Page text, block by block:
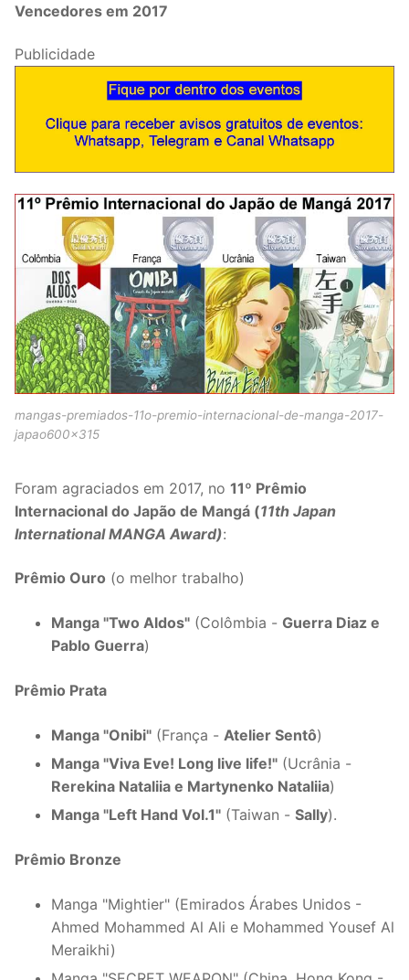
Vencedores em 2017
Publicidade
mangas-premiados-11o-premio-internacional-de-manga-2017-
japao600x315
Foram agraciados em 2017, no 11º Prêmio
Internacional do Japão de Mangá (11th Japan
International MANGA Award):
Prêmio Ouro (o melhor trabalho)
Manga "Two Aldos" (Colômbia - Guerra Diaz e
Pablo Guerra)
Prêmio Prata
Manga "Onibi" (França - Atelier Sentô)
Manga "Viva Eve! Long live life!" (Ucrânia -
Rerekina Nataliia e Martynenko Nataliia)
Manga "Left Hand Vol.1" (Taiwan - Sally).
Prêmio Bronze
Manga "Mightier" (Emirados Árabes Unidos -
Ahmed Mohammed Al Ali e Mohammed Yousef Al
Meraikhi)